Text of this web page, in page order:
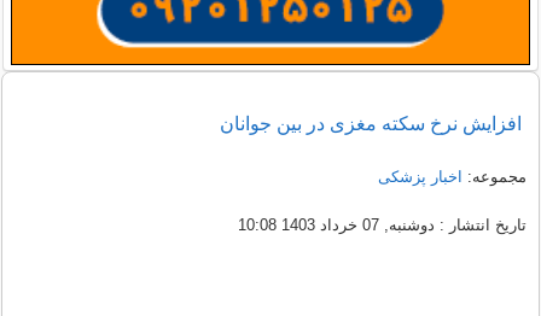
افزایش نرخ سکته مغزی در بین جوانان
مجموعه: اخبار پزشکی
تاریخ انتشار : دوشنبه, 07 خرداد 1403 10:08